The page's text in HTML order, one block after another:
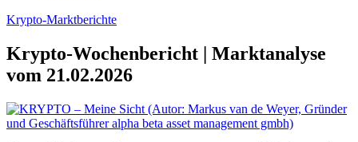
Krypto-Marktberichte
Krypto-Wochenbericht | Marktanalyse
vom 21.02.2026